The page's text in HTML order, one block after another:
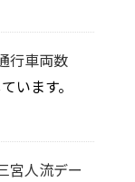
行車両数
います。
宮人流デー